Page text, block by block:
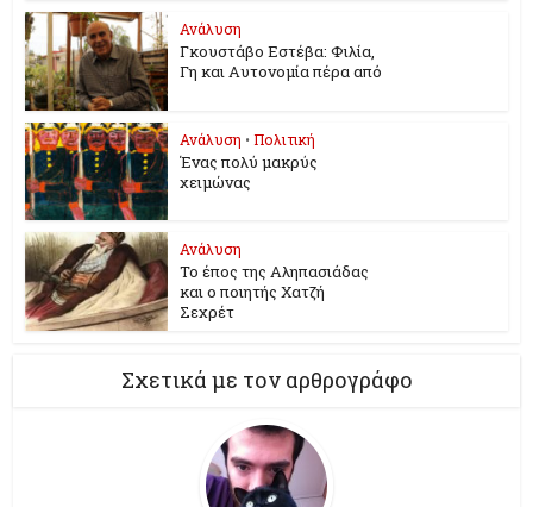
Ανάλυση
Γκουστάβο Εστέβα: Φιλία,
Γη και Αυτονομία πέρα από
Ανάλυση • Πολιτική
Ένας πολύ μακρύς
χειμώνας
Ανάλυση
Το έπος της Αληπασιάδας
και ο ποιητής Χατζή
Σεχρέτ
Σχετικά με τον αρθρογράφο